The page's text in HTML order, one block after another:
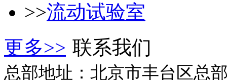
>>流动试验室
更多>> 联系我们
总部地址：北京市丰台区总